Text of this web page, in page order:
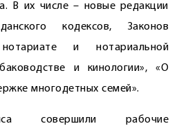
В их числе – новые редакции
кодексов, Законов
и нотариальной
и кинологии», «О
многодетных семей».
совершили рабочие